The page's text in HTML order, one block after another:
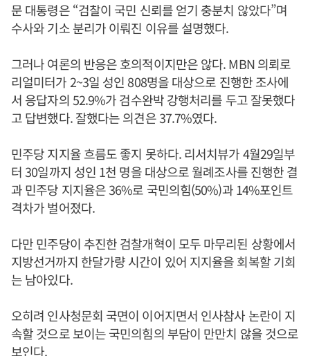
문 대통령은 “검찰이 국민 신뢰를 얻기 충분치 않았다”며
수사와 기소 분리가 이뤄진 이유를 설명했다.
그러나 여론의 반응은 호의적이지만은 않다. MBN 의뢰로
리얼미터가 2~3일 성인 808명을 대상으로 진행한 조사에
서 응답자의 52.9%가 검수완박 강행처리를 두고 잘못했다
고 답변했다. 잘했다는 의견은 37.7%였다.
민주당 지지율 흐름도 좋지 못하다. 리서치뷰가 4월29일부
터 30일까지 성인 1천 명을 대상으로 월례조사를 진행한 결
과 민주당 지지율은 36%로 국민의힘(50%)과 14%포인트
격차가 벌어졌다.
다만 민주당이 추진한 검찰개혁이 모두 마무리된 상황에서
지방선거까지 한달가량 시간이 있어 지지율을 회복할 기회
는 남아있다.
오히려 인사청문회 국면이 이어지면서 인사참사 논란이 지
속할 것으로 보이는 국민의힘의 부담이 만만치 않을 것으로
보인다.